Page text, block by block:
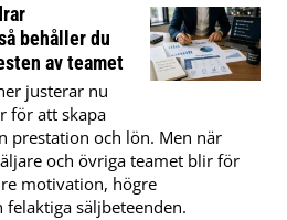
behåller du
av teamet
justerar nu
för att skapa
prestation och lön. Men när
och övriga teamet blir för
motivation, högre
säljbeteenden.